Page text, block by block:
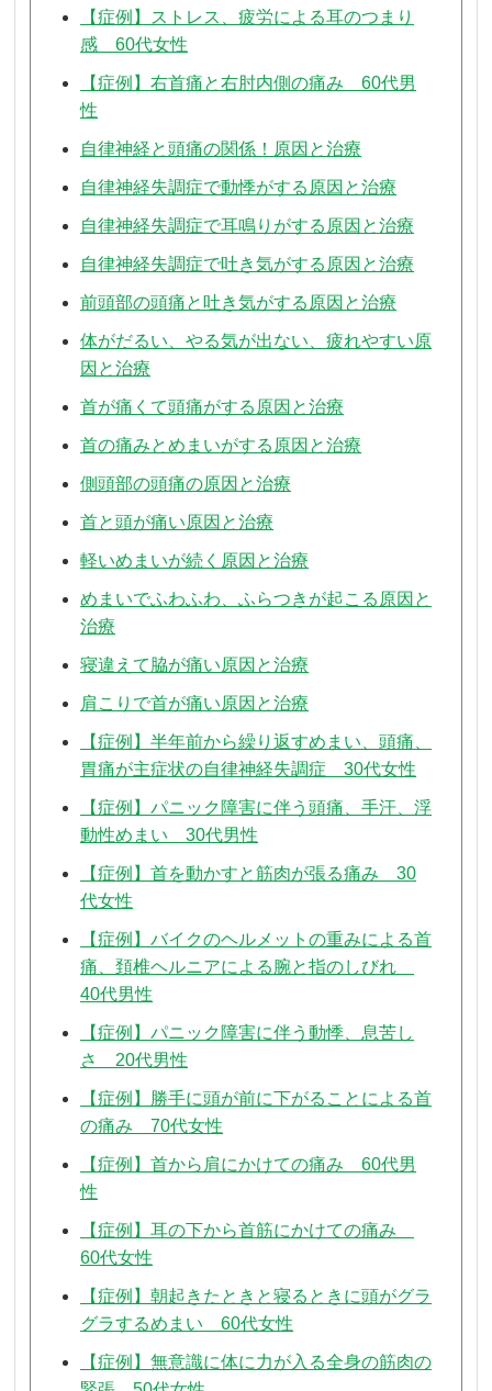
【症例】ストレス、疲労による耳のつまり
感 60代女性
【症例】右首痛と右肘内側の痛み 60代男
性
自律神経と頭痛の関係！原因と治療
自律神経失調症で動悸がする原因と治療
自律神経失調症で耳鳴りがする原因と治療
自律神経失調症で吐き気がする原因と治療
前頭部の頭痛と吐き気がする原因と治療
体がだるい、やる気が出ない、疲れやすい原
因と治療
首が痛くて頭痛がする原因と治療
首の痛みとめまいがする原因と治療
側頭部の頭痛の原因と治療
首と頭が痛い原因と治療
軽いめまいが続く原因と治療
めまいでふわふわ、ふらつきが起こる原因と
治療
寝違えて脇が痛い原因と治療
肩こりで首が痛い原因と治療
【症例】半年前から繰り返すめまい、頭痛、
胃痛が主症状の自律神経失調症 30代女性
【症例】パニック障害に伴う頭痛、手汗、浮
動性めまい 30代男性
【症例】首を動かすと筋肉が張る痛み 30
代女性
【症例】バイクのヘルメットの重みによる首
痛、頚椎ヘルニアによる腕と指のしびれ
40代男性
【症例】パニック障害に伴う動悸、息苦し
さ 20代男性
【症例】勝手に頭が前に下がることによる首
の痛み 70代女性
【症例】首から肩にかけての痛み 60代男
性
【症例】耳の下から首筋にかけての痛み
60代女性
【症例】朝起きたときと寝るときに頭がグラ
グラするめまい 60代女性
【症例】無意識に体に力が入る全身の筋肉の